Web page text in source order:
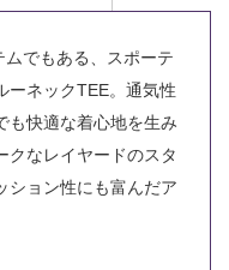
ムでもある、スポーテ
ーネックTEE。通気性
も快適な着心地を生み
クなレイヤードのスタ
ション性にも富んだア